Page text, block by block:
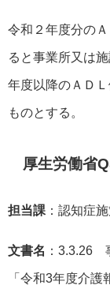
令和２年度分の
ると事業所又は
年度以降のＡＤ
ものとする。
厚生労働省
担当課 ：認知症
文書名 ：3.3.26
「令和3年度介